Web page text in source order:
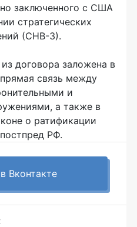
заключенного с США
стратегических
(СНВ-3).
договора заложена в
прямая связь между
и
а также в
о ратификации
РФ.
Вконтакте